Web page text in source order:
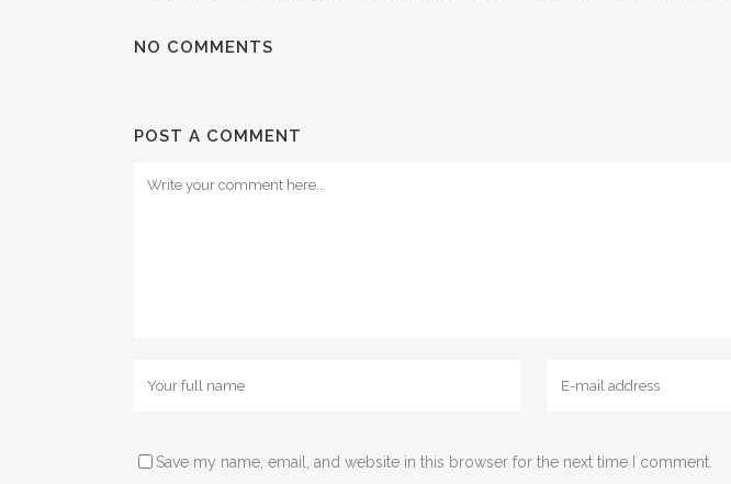
NO COMMENTS
POST A COMMENT
Save my name, email, and website in this browser for the next time I comment.